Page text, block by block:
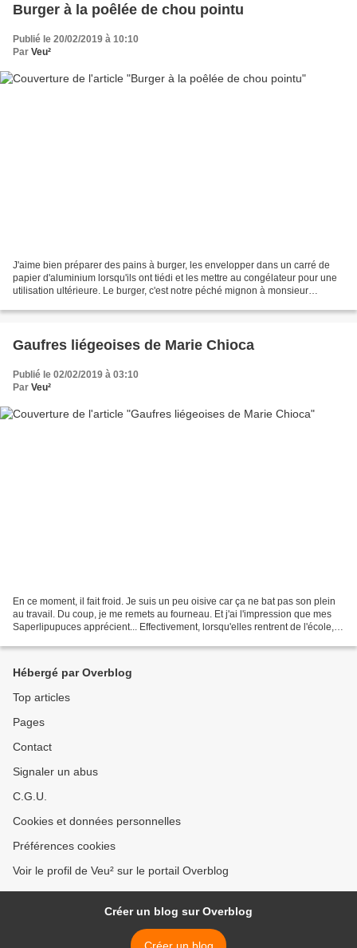
Burger à la poêlée de chou pointu
Publié le 20/02/2019 à 10:10
Par Veu²
J'aime bien préparer des pains à burger, les envelopper dans un carré de
papier d'aluminium lorsqu'ils ont tiédi et les mettre au congélateur pour une
utilisation ultérieure. Le burger, c'est notre péché mignon à monsieur
Gaufres liégeoises de Marie Chioca
Publié le 02/02/2019 à 03:10
Par Veu²
En ce moment, il fait froid. Je suis un peu oisive car ça ne bat pas son plein
au travail. Du coup, je me remets au fourneau. Et j'ai l'impression que mes
Saperlipupuces apprécient... Effectivement, lorsqu'elles rentrent de l'école,
Hébergé par Overblog
Top articles
Pages
Contact
Signaler un abus
C.G.U.
Cookies et données personnelles
Préférences cookies
Voir le profil de Veu² sur le portail Overblog
Créer un blog sur Overblog